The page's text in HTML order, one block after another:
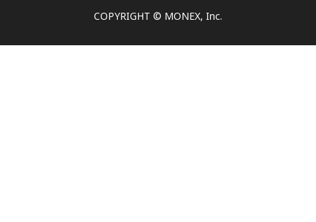
COPYRIGHT © MONEX, Inc.